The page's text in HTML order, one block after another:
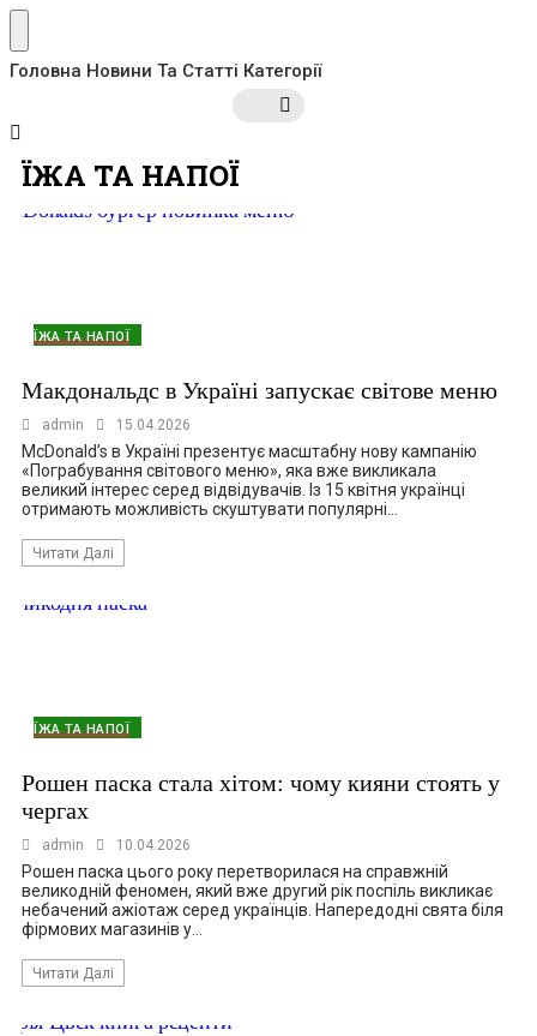
Головна Новини Та Статті Категорії
ЇЖА ТА НАПОЇ
ЇЖА ТА НАПОЇ
Макдональдс в Україні запускає світове меню
admin 15.04.2026
McDonald’s в Україні презентує масштабну нову кампанію
«Пограбування світового меню», яка вже викликала
великий інтерес серед відвідувачів. Із 15 квітня українці
отримають можливість скуштувати популярні…
Читати Далі
ЇЖА ТА НАПОЇ
Рошен паска стала хітом: чому кияни стоять у
чергах
admin 10.04.2026
Рошен паска цього року перетворилася на справжній
великодній феномен, який вже другий рік поспіль викликає
небачений ажіотаж серед українців. Напередодні свята біля
фірмових магазинів у…
Читати Далі